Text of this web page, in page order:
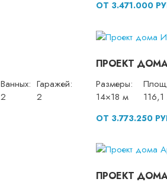
ОТ 3.471.000
Ванных:
2
Гаражей:
2
ПРОЕКТ
Размеры:
14×18 м
ОТ 3.773.250
ПРОЕКТ